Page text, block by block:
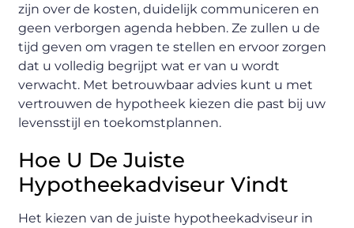
zijn over de kosten, duidelijk communiceren en
geen verborgen agenda hebben. Ze zullen u de
tijd geven om vragen te stellen en ervoor zorgen
dat u volledig begrijpt wat er van u wordt
verwacht. Met betrouwbaar advies kunt u met
vertrouwen de hypotheek kiezen die past bij uw
levensstijl en toekomstplannen.
Hoe U De Juiste
Hypotheekadviseur Vindt
Het kiezen van de juiste hypotheekadviseur in